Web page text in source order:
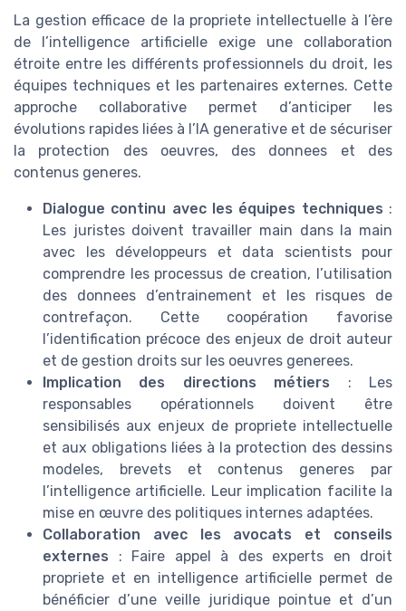
La gestion efficace de la propriete intellectuelle à l’ère
de l’intelligence artificielle exige une collaboration
étroite entre les différents professionnels du droit, les
équipes techniques et les partenaires externes. Cette
approche collaborative permet d’anticiper les
évolutions rapides liées à l’IA generative et de sécuriser
la protection des oeuvres, des donnees et des
contenus generes.
Dialogue continu avec les équipes techniques :
Les juristes doivent travailler main dans la main
avec les développeurs et data scientists pour
comprendre les processus de creation, l’utilisation
des donnees d’entrainement et les risques de
contrefaçon. Cette coopération favorise
l’identification précoce des enjeux de droit auteur
et de gestion droits sur les oeuvres generees.
Implication des directions métiers : Les
responsables opérationnels doivent être
sensibilisés aux enjeux de propriete intellectuelle
et aux obligations liées à la protection des dessins
modeles, brevets et contenus generes par
l’intelligence artificielle. Leur implication facilite la
mise en œuvre des politiques internes adaptées.
Collaboration avec les avocats et conseils
externes : Faire appel à des experts en droit
propriete et en intelligence artificielle permet de
bénéficier d’une veille juridique pointue et d’un